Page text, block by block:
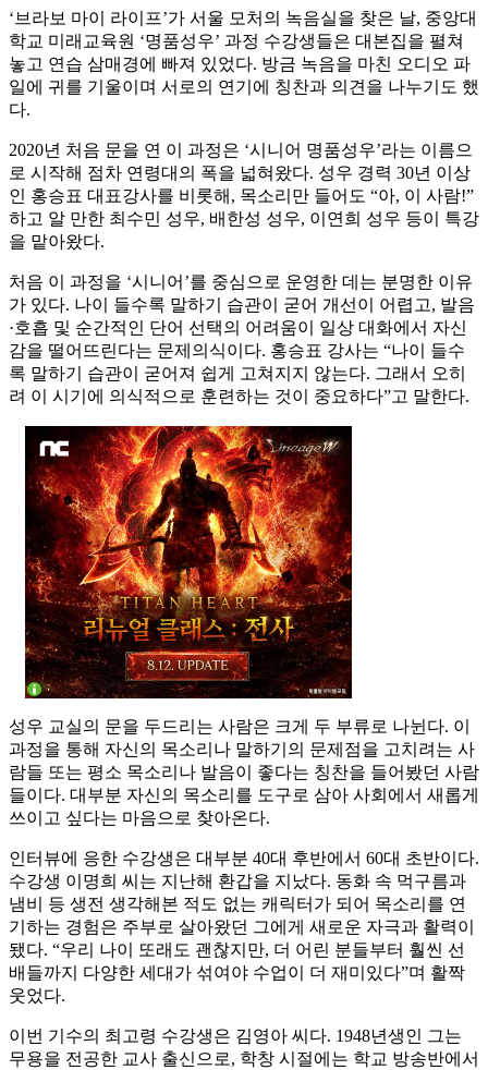
‘브라보 마이 라이프’가 서울 모처의 녹음실을 찾은 날, 중앙대
학교 미래교육원 ‘명품성우’ 과정 수강생들은 대본집을 펼쳐
놓고 연습 삼매경에 빠져 있었다. 방금 녹음을 마친 오디오 파
일에 귀를 기울이며 서로의 연기에 칭찬과 의견을 나누기도 했
다.
2020년 처음 문을 연 이 과정은 ‘시니어 명품성우’라는 이름으
로 시작해 점차 연령대의 폭을 넓혀왔다. 성우 경력 30년 이상
인 홍승표 대표강사를 비롯해, 목소리만 들어도 “아, 이 사람!”
하고 알 만한 최수민 성우, 배한성 성우, 이연희 성우 등이 특강
을 맡아왔다.
처음 이 과정을 ‘시니어’를 중심으로 운영한 데는 분명한 이유
가 있다. 나이 들수록 말하기 습관이 굳어 개선이 어렵고, 발음
·호흡 및 순간적인 단어 선택의 어려움이 일상 대화에서 자신
감을 떨어뜨린다는 문제의식이다. 홍승표 강사는 “나이 들수
록 말하기 습관이 굳어져 쉽게 고쳐지지 않는다. 그래서 오히
려 이 시기에 의식적으로 훈련하는 것이 중요하다”고 말한다.
성우 교실의 문을 두드리는 사람은 크게 두 부류로 나뉜다. 이
과정을 통해 자신의 목소리나 말하기의 문제점을 고치려는 사
람들 또는 평소 목소리나 발음이 좋다는 칭찬을 들어봤던 사람
들이다. 대부분 자신의 목소리를 도구로 삼아 사회에서 새롭게
쓰이고 싶다는 마음으로 찾아온다.
인터뷰에 응한 수강생은 대부분 40대 후반에서 60대 초반이다.
수강생 이명희 씨는 지난해 환갑을 지났다. 동화 속 먹구름과
냄비 등 생전 생각해본 적도 없는 캐릭터가 되어 목소리를 연
기하는 경험은 주부로 살아왔던 그에게 새로운 자극과 활력이
됐다. “우리 나이 또래도 괜찮지만, 더 어린 분들부터 훨씬 선
배들까지 다양한 세대가 섞여야 수업이 더 재미있다”며 활짝
웃었다.
이번 기수의 최고령 수강생은 김영아 씨다. 1948년생인 그는
무용을 전공한 교사 출신으로, 학창 시절에는 학교 방송반에서